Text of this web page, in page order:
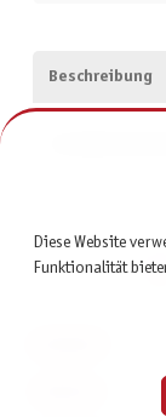
Beschreibung
Diese Website
Funktionalität